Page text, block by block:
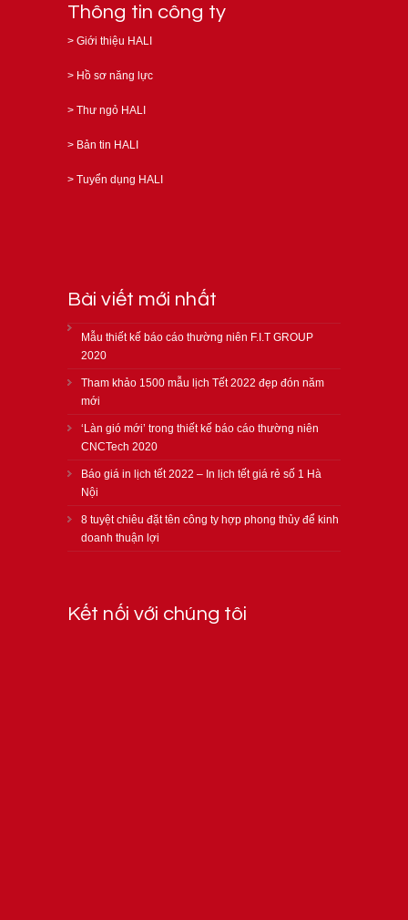
Thông tin công ty
> Giới thiệu HALI
> Hồ sơ năng lực
> Thư ngỏ HALI
> Bản tin HALI
> Tuyển dụng HALI
Bài viết mới nhất
Mẫu thiết kế báo cáo thường niên F.I.T GROUP
2020
Tham khảo 1500 mẫu lịch Tết 2022 đẹp đón năm
mới
‘Làn gió mới’ trong thiết kế báo cáo thường niên
CNCTech 2020
Báo giá in lịch tết 2022 – In lịch tết giá rẻ số 1 Hà
Nội
8 tuyệt chiêu đặt tên công ty hợp phong thủy để kinh
doanh thuận lợi
Kết nối với chúng tôi